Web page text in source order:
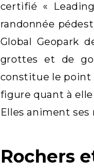
certifié «
randonnée
Global Geopark
grottes et de
constitue le point
figure quant à
Elles animent
Rochers